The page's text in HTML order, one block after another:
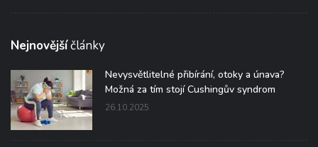
Nejnovějšíčlánky
Nevysvětlitelné přibírání, otoky a únava?
Možná za tím stojí Cushingův syndrom
26.10.2025